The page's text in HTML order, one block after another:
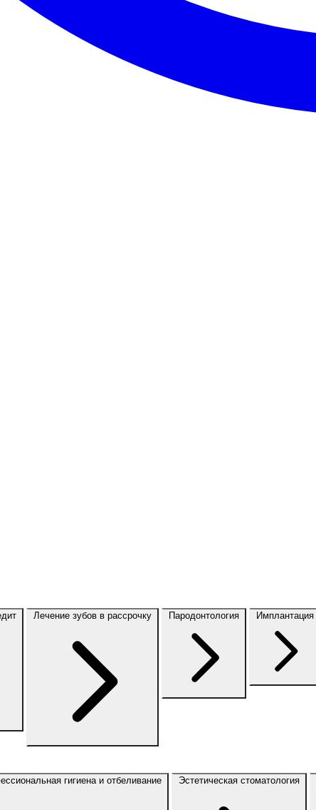
Лечение зубов в рассрочку Пародонтология Имплантация
гигиена и отбеливание Эстетическая стоматология